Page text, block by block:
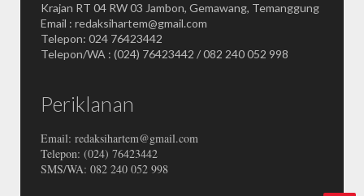
Krajan RT 04 RW 03 Jambon, Gemawang, Temanggung
Email : redaksihartem@gmail.com
Telepon: 024 76423442
Telepon/WA : (024) 76423442 / 082 240 052 998
Periklanan
Email: redaksihartem@gmail.com
Telepon: (024) 76423442
SMS/WA: 082 240 052 998